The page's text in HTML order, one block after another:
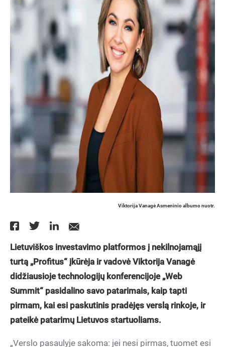
Viktorija Vanagė Asmeninio albumo nuotr.
Lietuviškos investavimo platformos į nekilnojamąjį
turtą „Profitus“ įkūrėja ir vadovė Viktorija Vanagė
didžiausioje technologijų konferencijoje „Web
Summit“ pasidalino savo patarimais, kaip tapti
pirmam, kai esi paskutinis pradėjęs verslą rinkoje, ir
pateikė patarimų Lietuvos startuoliams.
„Verslo pasaulyje sakoma: jei nesi pirmas, tuomet esi